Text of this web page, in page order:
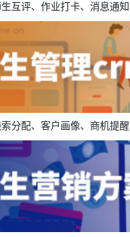
互评、作业打卡、消息通知
分配、客户画像、商机提醒